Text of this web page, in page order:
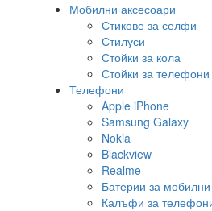
Мобилни аксесоари
Стикове за селфи
Стилуси
Стойки за кола
Стойки за телефони
Телефони
Apple iPhone
Samsung Galaxy
Nokia
Blackview
Realme
Батерии за
Калъфи за